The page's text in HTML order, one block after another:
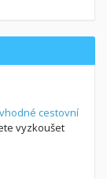
vhodné cestovní
vyzkoušet